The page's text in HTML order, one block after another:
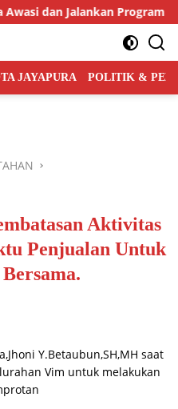
dan Jalankan Program MBG
JAYAPURA POLITIK &
Aktivitas
Penjualan Untuk
Y.Betaubun,SH,MH saat
Vim untuk melakukan